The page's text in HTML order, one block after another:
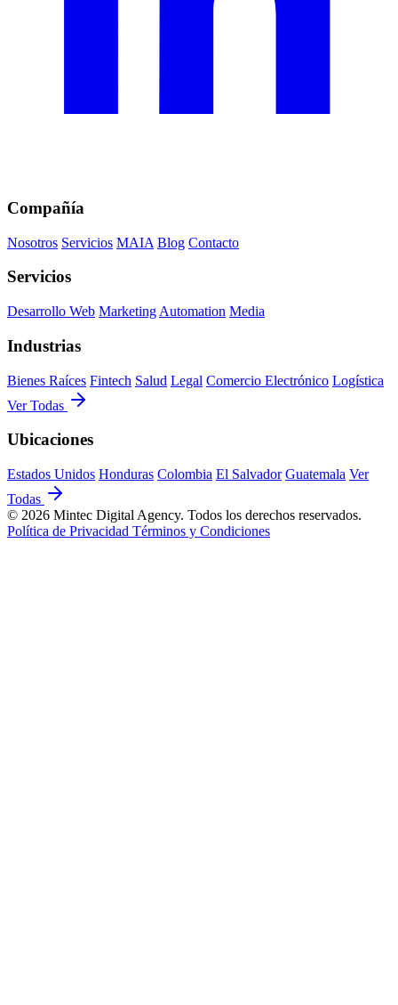
Compañía
Nosotros Servicios MAIA Blog Contacto
Servicios
Desarrollo Web Marketing Automation Media
Industrias
Bienes Raíces Fintech Salud Legal Comercio Electrónico Logística
Ver Todas
Ubicaciones
Estados Unidos Honduras Colombia El Salvador Guatemala Ver
Todas
© 2026 Mintec Digital Agency. Todos los derechos reservados.
Política de Privacidad Términos y Condiciones